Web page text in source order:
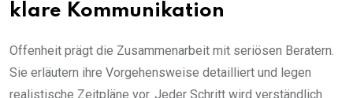
klare Kommunikation
Offenheit prägt die Zusammenarbeit mit seriösen Beratern.
Sie erläutern ihre Vorgehensweise detailliert und legen
realistische Zeitpläne vor. Jeder Schritt wird verständlich